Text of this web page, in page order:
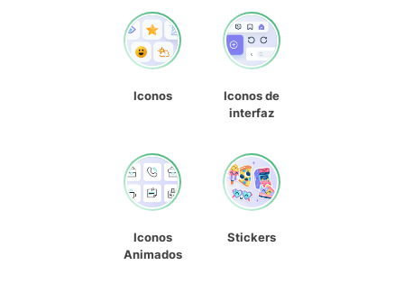
Iconos
Iconos de
interfaz
Iconos
Animados
Stickers